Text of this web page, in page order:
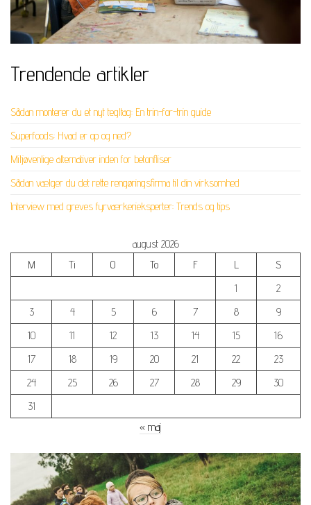
Trendende artikler
Sådan monterer du et nyt tegltag: En trin-for-trin guide
Superfoods: Hvad er op og ned?
Miljøvenlige alternativer inden for betonfliser
Sådan vælger du det rette rengøringsfirma til din virksomhed
Interview med greves fyrværkerieksperter: Trends og tips
august 2026
M
Ti O To F L
S
1
2
3
4 5 6 7 8
9
10
11 12 13 14 15
16
17
18 19 20 21 22
23
24
25 26 27 28 29
30
31
« maj